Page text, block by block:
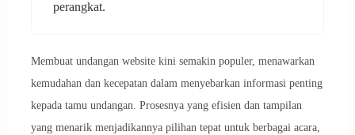
perangkat.
Membuat undangan website kini semakin populer, menawarkan
kemudahan dan kecepatan dalam menyebarkan informasi penting
kepada tamu undangan. Prosesnya yang efisien dan tampilan
yang menarik menjadikannya pilihan tepat untuk berbagai acara,